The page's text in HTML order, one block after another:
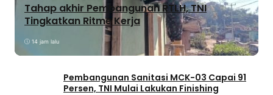
Tahap akhir Pembangunan RTLH, TNI
Tingkatkan Ritme Kerja
14 jam lalu
Pembangunan Sanitasi MCK-03 Capai 91
Persen, TNI Mulai Lakukan Finishing